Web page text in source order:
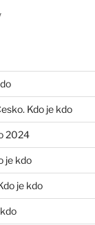
Kdo je kdo
2024
je kdo
je kdo